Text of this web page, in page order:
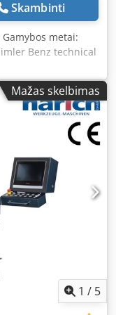
Skambinti
Gamybos metai:
Benz technical
travel: 650 mm
mm Table size:
kg Spindle speed
changer: 24
Abnock
weight: 5,500 kg
m Condition: very
Mažas skelbimas
1 / 5